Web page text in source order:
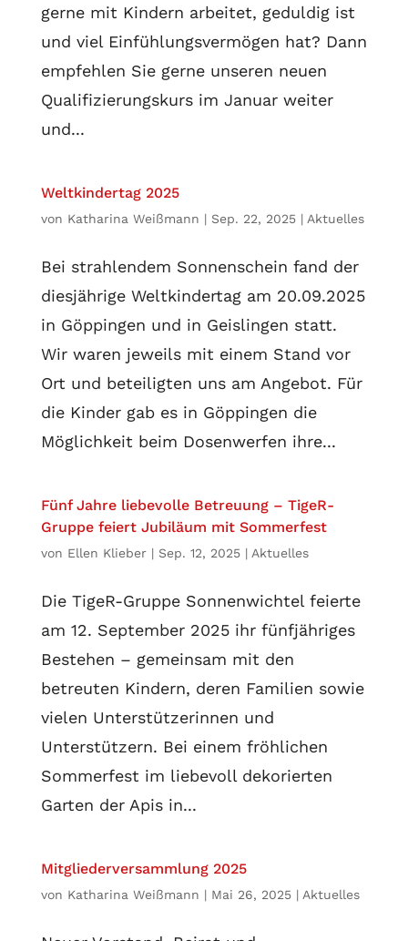
gerne mit Kindern arbeitet, geduldig ist
und viel Einfühlungsvermögen hat? Dann
empfehlen Sie gerne unseren neuen
Qualifizierungskurs im Januar weiter
und...
Weltkindertag 2025
von Katharina Weißmann | Sep. 22, 2025| Aktuelles
Bei strahlendem Sonnenschein fand der
diesjährige Weltkindertag am 20.09.2025
in Göppingen und in Geislingen statt.
Wir waren jeweils mit einem Stand vor
Ort und beteiligten uns am Angebot. Für
die Kinder gab es in Göppingen die
Möglichkeit beim Dosenwerfen ihre...
Fünf Jahre liebevolle Betreuung – TigeR-
Gruppe feiert Jubiläum mit Sommerfest
von Ellen Klieber| Sep. 12, 2025| Aktuelles
Die TigeR-Gruppe Sonnenwichtel feierte
am 12. September 2025 ihr fünfjähriges
Bestehen – gemeinsam mit den
betreuten Kindern, deren Familien sowie
vielen Unterstützerinnen und
Unterstützern. Bei einem fröhlichen
Sommerfest im liebevoll dekorierten
Garten der Apis in...
Mitgliederversammlung 2025
von Katharina Weißmann | Mai 26, 2025| Aktuelles